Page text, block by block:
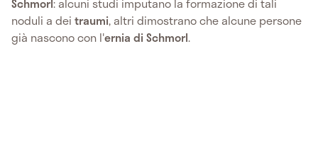
noduli a dei traumi, altri dimostrano che alcune persone
già nascono con l'ernia di Schmorl.